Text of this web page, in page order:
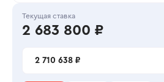
Текущая ставка
2 683 800 ₽
2 710 638 ₽